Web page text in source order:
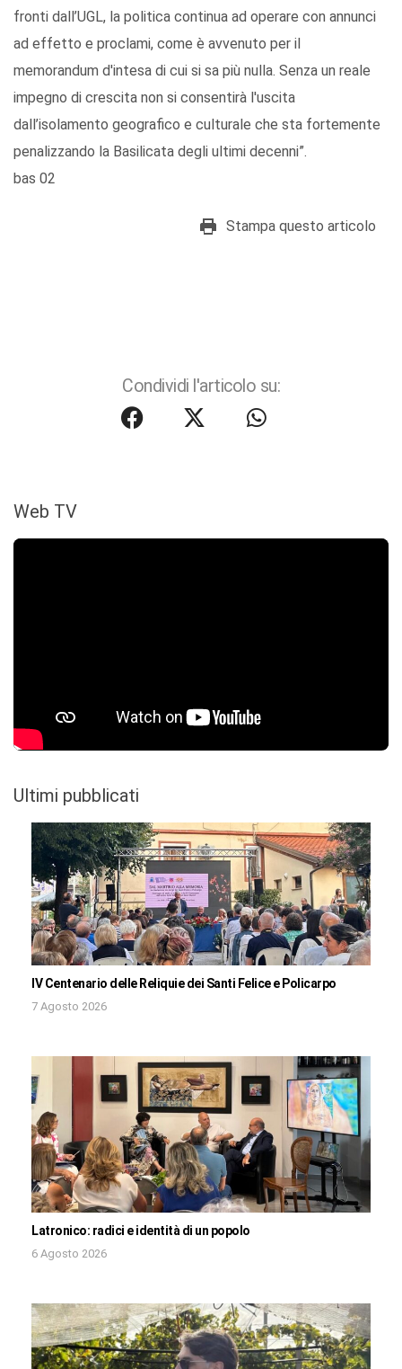
fronti dall’UGL, la politica continua ad operare con annunci
ad effetto e proclami, come è avvenuto per il
memorandum d'intesa di cui si sa più nulla. Senza un reale
impegno di crescita non si consentirà l'uscita
dall’isolamento geografico e culturale che sta fortemente
penalizzando la Basilicata degli ultimi decenni”.
bas 02
Stampa questo articolo
Condividi l'articolo su:
Web TV
Ultimi pubblicati
IV Centenario delle Reliquie dei Santi Felice e Policarpo
7 Agosto 2026
Latronico: radici e identità di un popolo
6 Agosto 2026